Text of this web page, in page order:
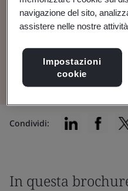
nella Norma 14 del
2017/745 (MDR).
Vedi la brochure
Condividi:
In questa
navigazione del sito,
assistere nelle nostre
Impostazioni
cookie